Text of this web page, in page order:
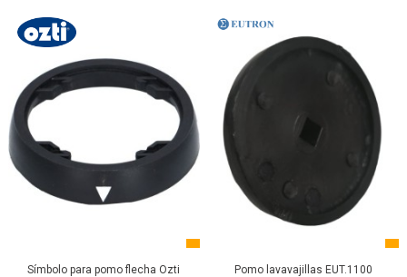
Símbolo para pomo flecha Ozti
Pomo lavavajillas EUT.1100